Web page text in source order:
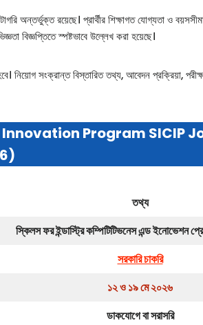
রয়েছে। প্রার্থীর শিক্ষাগত যোগ্যতা ও বয়সসীমা
বিজ্ঞপ্তিতে স্পষ্টভাবে উল্লেখ করা হয়েছে।
নিয়োগ সংক্রান্ত বিস্তারিত তথ্য, আবেদন প্রক্রিয়া,
Program SICIP
তথ্য
স্কিলস ফর ইন্ডাস্ট্রি কম্পিটিটিভনেস এন্ড
সরকারি চাকরি
১২ ও ১৯ মে ২০২৬
ডাকযোগে বা সরাসরি